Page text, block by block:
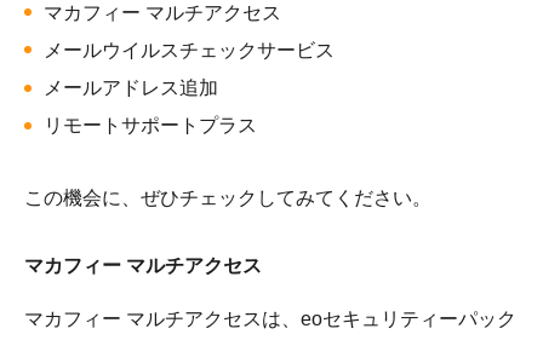
マカフィー マルチアクセス
メールウイルスチェックサービス
メールアドレス追加
リモートサポートプラス
この機会に、ぜひチェックしてみてください。
マカフィー マルチアクセス
マカフィー マルチアクセスは、eoセキュリティーパック